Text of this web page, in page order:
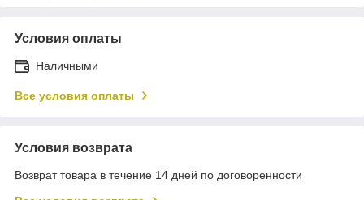
Условия оплаты
Наличными
Все условия оплаты
Условия возврата
Возврат товара в течение 14 дней по договоренности